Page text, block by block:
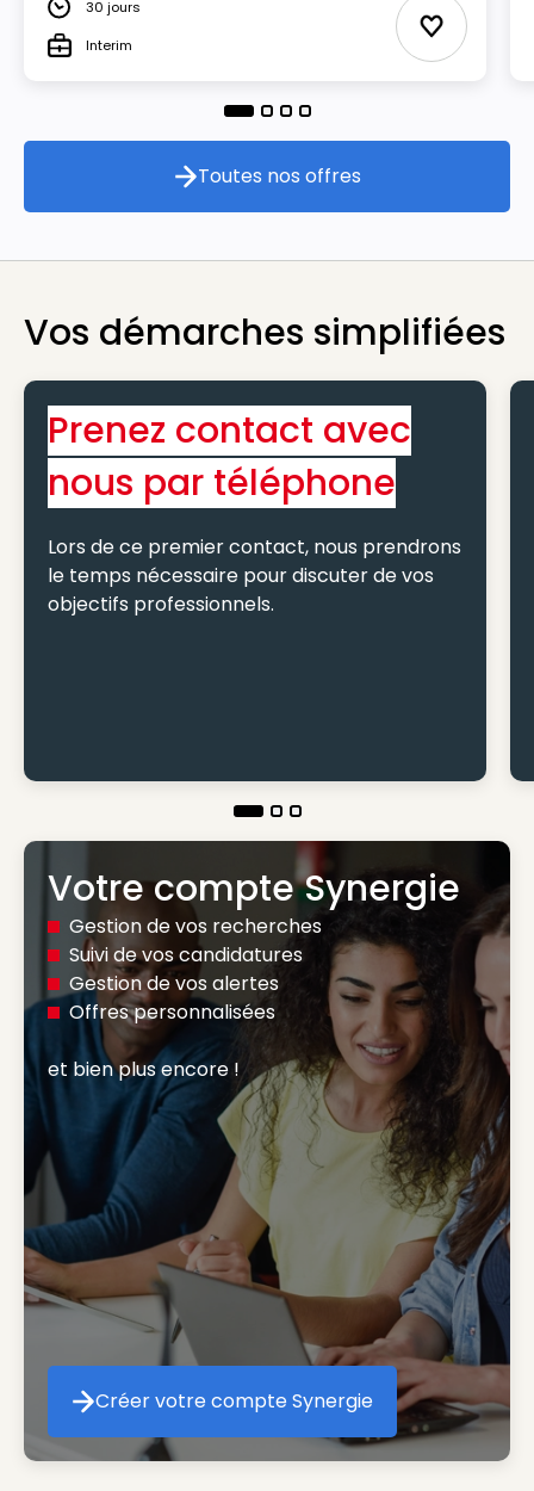
Durée30 jours
TypeInterim Ajouter
Toutes nos offres
Toutes nos offres
Vos démarches simplifiées
Prenez contact avec
nous par téléphone
Lors de ce premier contact, nous prendrons
le temps nécessaire pour discuter de vos
objectifs professionnels.
Votre compte Synergie
Gestion de vos recherches
Suivi de vos candidatures
Gestion de vos alertes
Offres personnalisées
et bien plus encore !
Créer votre compte Synergie
Créer votre compte Synergie